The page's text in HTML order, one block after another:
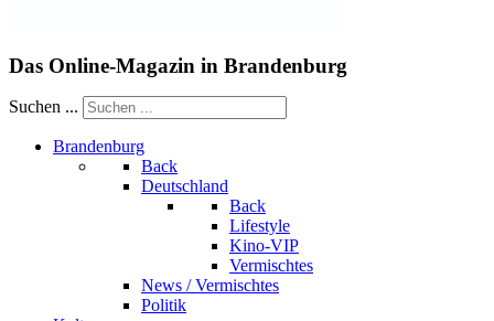
Das Online-Magazin in Brandenburg
Suchen ...
Brandenburg
Back
Deutschland
Back
Lifestyle
Kino-VIP
Vermischtes
News / Vermischtes
Politik